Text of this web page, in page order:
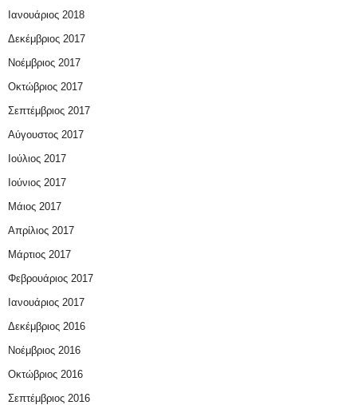
Ιανουάριος 2018
Δεκέμβριος 2017
Νοέμβριος 2017
Οκτώβριος 2017
Σεπτέμβριος 2017
Αύγουστος 2017
Ιούλιος 2017
Ιούνιος 2017
Μάιος 2017
Απρίλιος 2017
Μάρτιος 2017
Φεβρουάριος 2017
Ιανουάριος 2017
Δεκέμβριος 2016
Νοέμβριος 2016
Οκτώβριος 2016
Σεπτέμβριος 2016